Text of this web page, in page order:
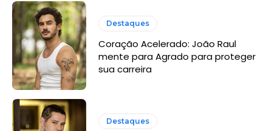
Destaques
Coração Acelerado: João Raul
mente para Agrado para proteger
sua carreira
Destaques